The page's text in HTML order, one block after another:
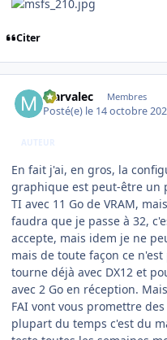
Citer
Marvalec Membres
Posté(e) le 14 octobre
AUTEUR
En fait j'ai, en gros, la
graphique est peut-être un
TI avec 11 Go de VRAM,
faudra que je passe à 32,
accepte, mais idem je ne
mais de toute façon ce
tourne déjà avec DX12 et
avec 2 Go en réception.
FAI vont vous promettre
plupart du temps c'est du